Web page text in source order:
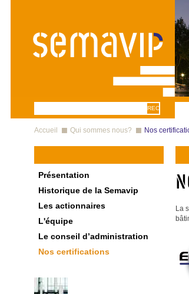
Formulaire
de recherche
Vous êtes ici
Accueil Qui sommes nous? Nos
Présentation
Historique de la Semavip
Les actionnaires
L'équipe
Le conseil d’administration
Nos certifications
La